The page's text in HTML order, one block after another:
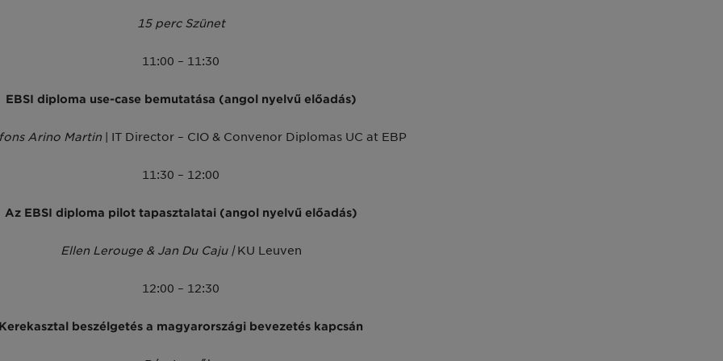
15 perc Szünet
11:00 – 11:30
EBSI diploma use-case bemutatása (angol nyelvű előadás)
Arino Martin| IT Director – CIO & Convenor Diplomas UC at EBP
11:30 – 12:00
Az EBSI diploma pilot tapasztalatai (angol nyelvű előadás)
Ellen Lerouge & Jan Du Caju |KU Leuven
12:00 – 12:30
Kerekasztal beszélgetés a magyarországi bevezetés kapcsán